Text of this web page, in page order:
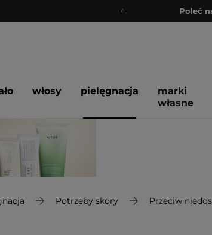
Poleć
Poleć
włosy pielęgnacja
marki
własne
Potrzeby skóry Przeciw